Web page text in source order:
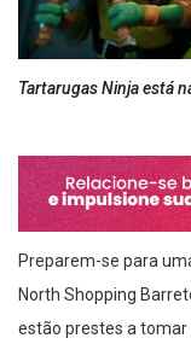
Tartarugas Ninja está
Preparem-se para
North Shopping
estão prestes a tomar
Ninja: Caos Mutante”